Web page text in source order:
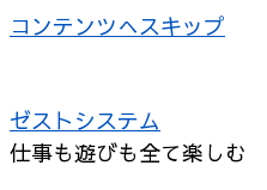
コンテンツへスキップ
ゼストシステム
仕事も遊びも全て楽しむ